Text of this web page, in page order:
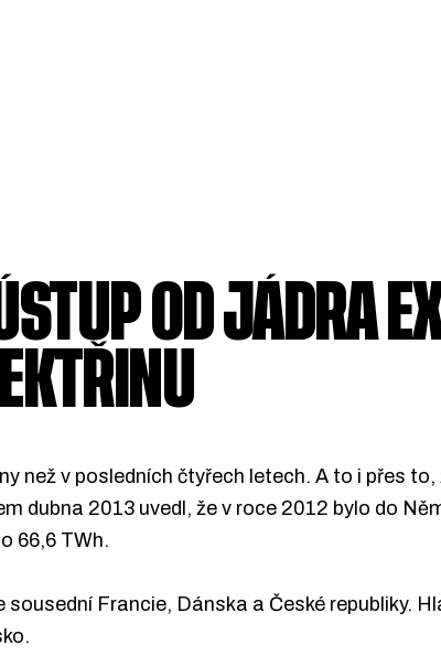
OD JÁDRA
než v posledních čtyřech letech. A to i přes
dubna 2013 uvedl, že v roce 2012 bylo do
66,6 TWh.
Francie, Dánska a České republiky.